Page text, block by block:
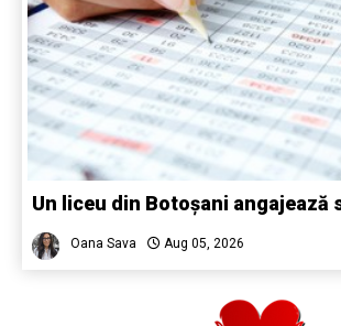
Un liceu din Botoșani angajează
Oana Sava Aug 05, 2026